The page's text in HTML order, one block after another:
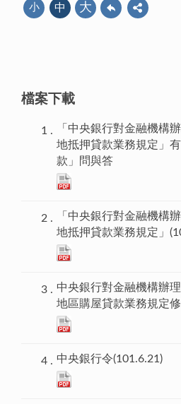
小 中 大
檔案下載
「中央銀行對金融機構
地抵押貸款業務規定」
款」問與答
「中央銀行對金融機構
地抵押貸款業務規定」
中央銀行對金融機構辦
地區購屋貸款業務規定
中央銀行令(101.6.21)